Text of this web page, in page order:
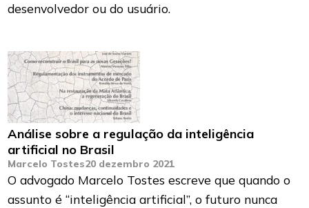
desenvolvedor ou do usuário.
Análise sobre a regulação da inteligência
artificial no Brasil
Marcelo Tostes20 dezembro 2021
O advogado Marcelo Tostes escreve que quando o
assunto é “inteligência artificial”, o futuro nunca